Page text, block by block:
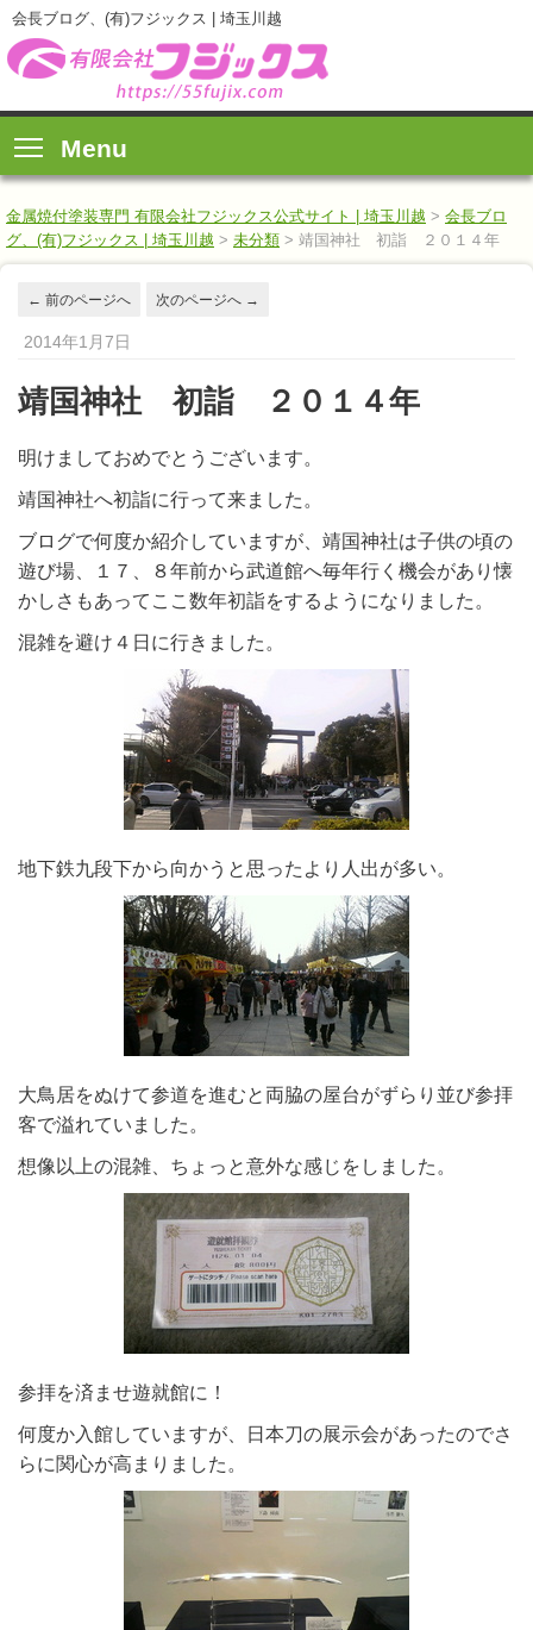
会長ブログ、(有)フジックス | 埼玉川越
Menu
金属焼付塗装専門 有限会社フジックス公式サイト | 埼玉川越 > 会長ブロ
グ、(有)フジックス | 埼玉川越 > 未分類 > 靖国神社 初詣 ２０１４年
← 前のページへ 次のページへ →
2014年1月7日
靖国神社 初詣 ２０１４年
明けましておめでとうございます。
靖国神社へ初詣に行って来ました。
ブログで何度か紹介していますが、靖国神社は子供の頃の
遊び場、１７、８年前から武道館へ毎年行く機会があり懐
かしさもあってここ数年初詣をするようになりました。
混雑を避け４日に行きました。
地下鉄九段下から向かうと思ったより人出が多い。
大鳥居をぬけて参道を進むと両脇の屋台がずらり並び参拝
客で溢れていました。
想像以上の混雑、ちょっと意外な感じをしました。
参拝を済ませ遊就館に！
何度か入館していますが、日本刀の展示会があったのでさ
らに関心が高まりました。